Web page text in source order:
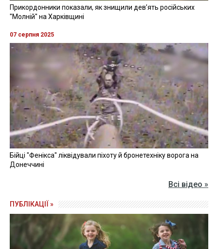
Прикордонники показали, як знищили девʼять російських
"Молній" на Харківщині
07 серпня 2025
Бійці "Фенікса" ліквідували піхоту й бронетехніку ворога на
Донеччині
Всі відео »
ПУБЛІКАЦІЇ »